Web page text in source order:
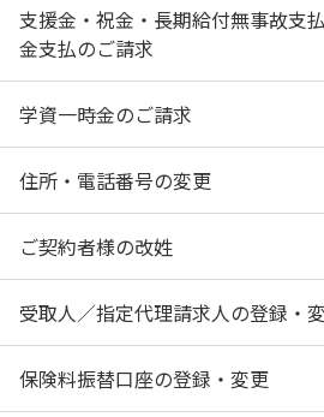
支援金・祝金・長期給付無事故支
金支払のご請求
学資一時金のご請求
住所・電話番号の変更
ご契約者様の改姓
受取人／指定代理請求人の登録・
保険料振替口座の登録・変更